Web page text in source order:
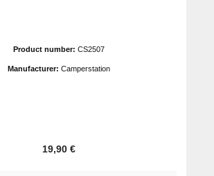
Product number: CS2507
Manufacturer: Camperstation
Prix régulier :
19,90 €